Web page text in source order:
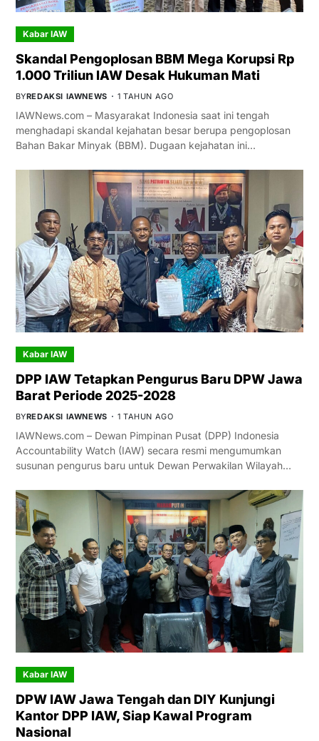
Kabar IAW
Skandal Pengoplosan BBM Mega Korupsi Rp
1.000 Triliun IAW Desak Hukuman Mati
BYREDAKSI IAWNEWS 1 TAHUN AGO
IAWNews.com – Masyarakat Indonesia saat ini tengah
menghadapi skandal kejahatan besar berupa pengoplosan
Bahan Bakar Minyak (BBM). Dugaan kejahatan ini…
Kabar IAW
DPP IAW Tetapkan Pengurus Baru DPW Jawa
Barat Periode 2025-2028
BYREDAKSI IAWNEWS 1 TAHUN AGO
IAWNews.com – Dewan Pimpinan Pusat (DPP) Indonesia
Accountability Watch (IAW) secara resmi mengumumkan
susunan pengurus baru untuk Dewan Perwakilan Wilayah…
Kabar IAW
DPW IAW Jawa Tengah dan DIY Kunjungi
Kantor DPP IAW, Siap Kawal Program
Nasional